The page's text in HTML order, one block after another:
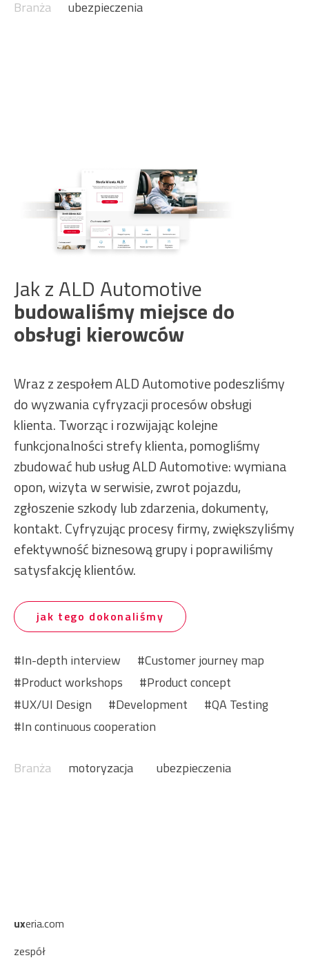
Branża ubezpieczenia
Jak z ALD Automotive
budowaliśmy miejsce do
obsługi kierowców
Wraz z zespołem ALD Automotive podeszliśmy
do wyzwania cyfryzacji procesów obsługi
klienta. Tworząc i rozwijając kolejne
funkcjonalności strefy klienta, pomogliśmy
zbudować hub usług ALD Automotive: wymiana
opon, wizyta w serwisie, zwrot pojazdu,
zgłoszenie szkody lub zdarzenia, dokumenty,
kontakt. Cyfryzując procesy firmy, zwiększyliśmy
efektywność biznesową grupy i poprawiliśmy
satysfakcję klientów.
jak tego dokonaliśmy
In-depth interview
Customer journey map
Product workshops
Product concept
UX/UI Design
Development
QA Testing
In continuous cooperation
Branża motoryzacja ubezpieczenia
uxeria.com
zespół